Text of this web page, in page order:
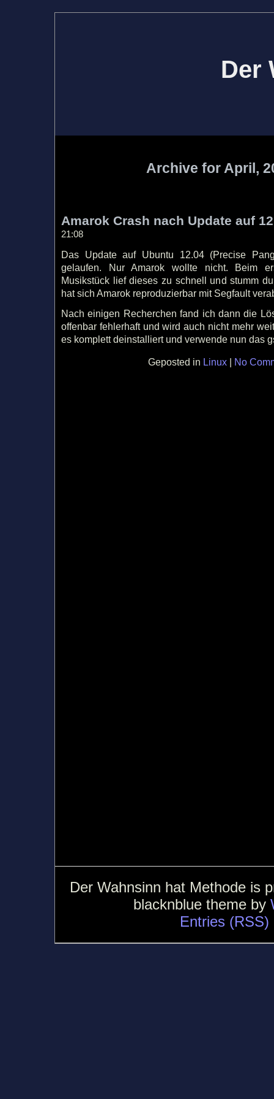
Der
Archive for April,
Amarok Crash nach Update auf
21:08
Das Update auf Ubuntu 12.04 (Precise
gelaufen. Nur Amarok wollte nicht. Beim
Musikstück lief dieses zu schnell und stumm
hat sich Amarok reproduzierbar mit Segfault
Nach einigen Recherchen fand ich dann die
offenbar fehlerhaft und wird auch nicht mehr
es komplett deinstalliert und verwende nun das
Geposted in Linux | No
Der Wahnsinn hat Methode is
blacknblue theme by
Entries (RSS)